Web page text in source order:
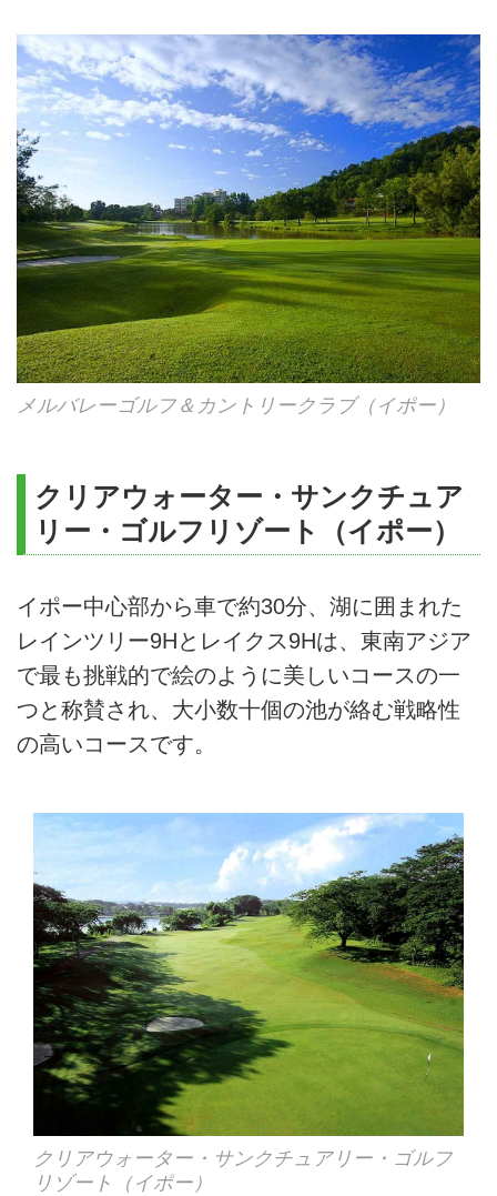
メルバレーゴルフ＆カントリークラブ（イポー）
クリアウォーター・サンクチュア
リー・ゴルフリゾート（イポー）
イポー中心部から車で約30分、湖に囲まれた
レインツリー9Hとレイクス9Hは、東南アジア
で最も挑戦的で絵のように美しいコースの一
つと称賛され、大小数十個の池が絡む戦略性
の高いコースです。
クリアウォーター・サンクチュアリー・ゴルフ
リゾート（イポー）